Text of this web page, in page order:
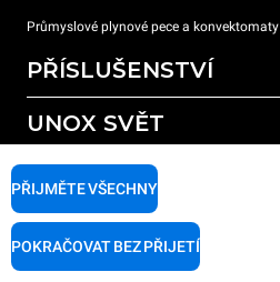
Průmyslové plynové pece a konvektomaty
PŘÍSLUŠENSTVÍ
Všechna příslušenství
Čisticí prostředky pro ruční mytí
Úprava vody pryskyřičnými filtry
Úprava vody reverzní osmózou
UNOX SVĚT
Naše pobočky po celém světě
PODPORA
PŘIJMĚTE VŠECHNY
POKRAČOVAT BEZ PŘIJETÍ